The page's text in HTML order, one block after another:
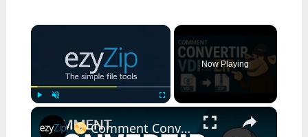
×
Now Playing
×
Comment Convertir un VDI en ZIP en Ligne Gratuitement | Sans Installation de Logiciel